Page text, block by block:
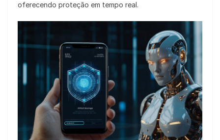
oferecendo proteção em tempo real.